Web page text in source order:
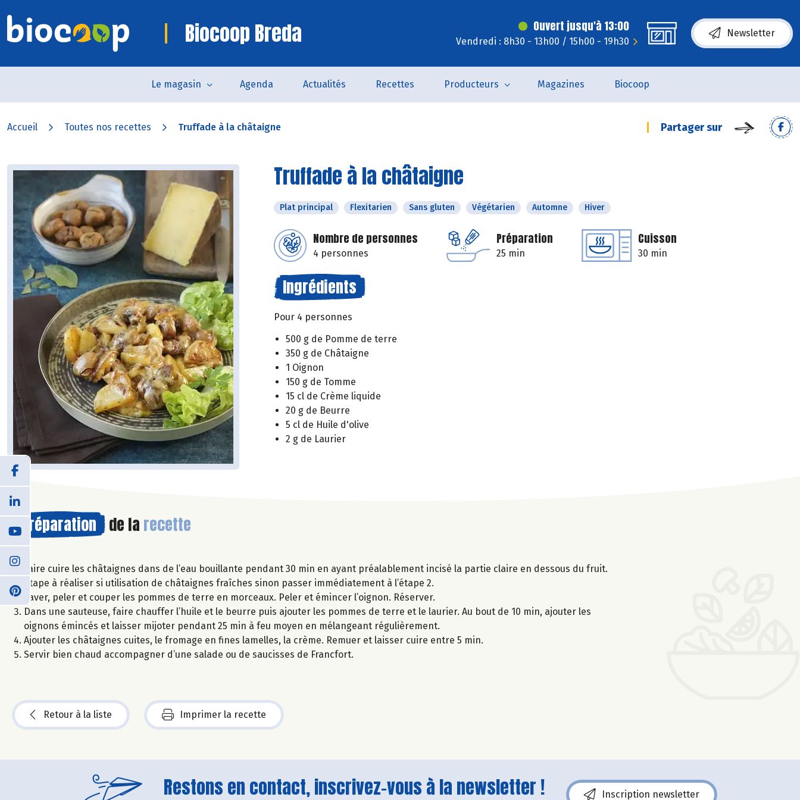
Biocoop Breda Ouvert jusqu'à 13:00
Vendredi : 8h30 - 13h00 / 15h00 - 19h30
Newsletter
Le magasin Agenda Actualités Recettes Producteurs Magazines Biocoop
Accueil Toutes nos recettes Truffade à la châtaigne Partager sur
Truffade à la châtaigne
Plat principal Flexitarien Sans gluten Végétarien Automne Hiver
Nombre de personnes
4 personnes
Préparation
25 min
Cuisson
30 min
Ingrédients
Pour 4 personnes
500 g de Pomme de terre
350 g de Châtaigne
1 Oignon
150 g de Tomme
15 cl de Crème liquide
20 g de Beurre
5 cl de Huile d'olive
2 g de Laurier
Préparation de la recette
Faire cuire les châtaignes dans de l’eau bouillante pendant 30 min en ayant préalablement incisé la partie claire en dessous du fruit.
Étape à réaliser si utilisation de châtaignes fraîches sinon passer immédiatement à l’étape 2.
Laver, peler et couper les pommes de terre en morceaux. Peler et émincer l’oignon. Réserver.
Dans une sauteuse, faire chauffer l’huile et le beurre puis ajouter les pommes de terre et le laurier. Au bout de 10 min, ajouter les
oignons émincés et laisser mijoter pendant 25 min à feu moyen en mélangeant régulièrement.
Ajouter les châtaignes cuites, le fromage en fines lamelles, la crème. Remuer et laisser cuire entre 5 min.
Servir bien chaud accompagner d’une salade ou de saucisses de Francfort.
Retour à la liste Imprimer la recette
Restons en contact, inscrivez-vous à la newsletter ! Inscription newsletter